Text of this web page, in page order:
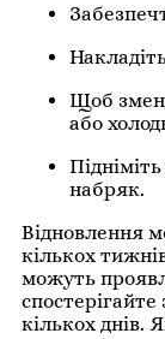
Щоб
або
набряк.
Відновлення
кількох
можуть
кількох днів.